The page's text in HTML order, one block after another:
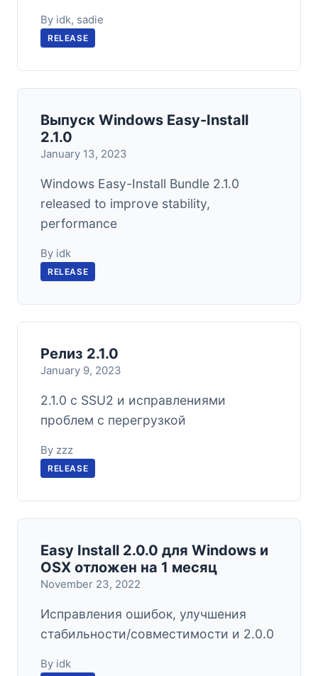
By idk, sadie
RELEASE
Выпуск Windows Easy-Install
2.1.0
January 13, 2023
Windows Easy-Install Bundle 2.1.0
released to improve stability,
performance
By idk
RELEASE
Релиз 2.1.0
January 9, 2023
2.1.0 с SSU2 и исправлениями
проблем с перегрузкой
By zzz
RELEASE
Easy Install 2.0.0 для Windows и
OSX отложен на 1 месяц
November 23, 2022
Исправления ошибок, улучшения
стабильности/совместимости и 2.0.0
By idk